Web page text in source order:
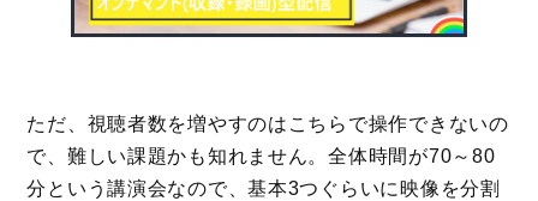
ただ、視聴者数を増やすのはこちらで操作できないの
で、難しい課題かも知れません。全体時間が70～80
分という講演会なので、基本3つぐらいに映像を分割